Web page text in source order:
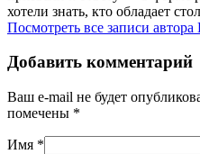
хотели знать, кто обладает
Посмотреть все записи
Добавить комментарий
Ваш e-mail не будет
помечены *
Имя *